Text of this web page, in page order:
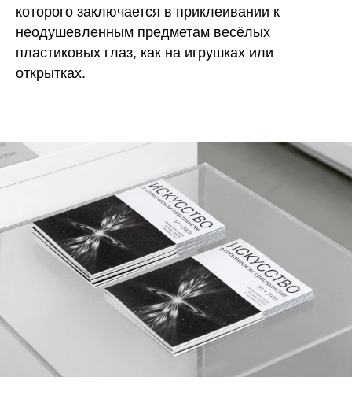
которого заключается в приклеивании к
неодушевленным предметам весёлых
пластиковых глаз, как на игрушках или
открытках.